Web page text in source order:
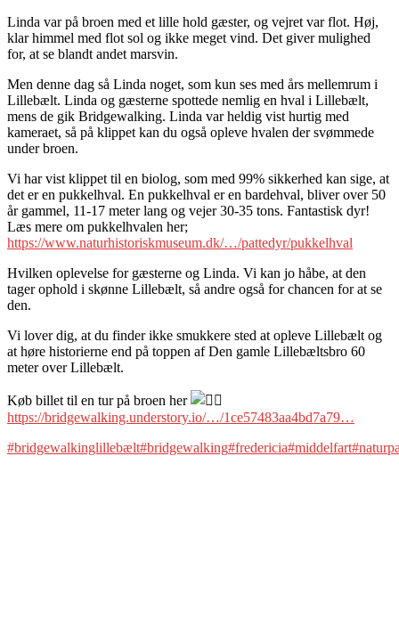
Linda var på broen med et lille hold gæster, og vejret var flot. Høj,
klar himmel med flot sol og ikke meget vind. Det giver mulighed
for, at se blandt andet marsvin.
Men denne dag så Linda noget, som kun ses med års mellemrum i
Lillebælt. Linda og gæsterne spottede nemlig en hval i Lillebælt,
mens de gik Bridgewalking. Linda var heldig vist hurtig med
kameraet, så på klippet kan du også opleve hvalen der svømmede
under broen.
Vi har vist klippet til en biolog, som med 99% sikkerhed kan sige, at
det er en pukkelhval. En pukkelhval er en bardehval, bliver over 50
år gammel, 11-17 meter lang og vejer 30-35 tons. Fantastisk dyr!
Læs mere om pukkelhvalen her;
https://www.naturhistoriskmuseum.dk/…/pattedyr/pukkelhval
Hvilken oplevelse for gæsterne og Linda. Vi kan jo håbe, at den
tager ophold i skønne Lillebælt, så andre også for chancen for at se
den.
Vi lover dig, at du finder ikke smukkere sted at opleve Lillebælt og
at høre historierne end på toppen af Den gamle Lillebæltsbro 60
meter over Lillebælt.
Køb billet til en tur på broen her
https://bridgewalking.understory.io/…/1ce57483aa4bd7a79…
#bridgewalkinglillebælt#bridgewalking#fredericia#middelfart